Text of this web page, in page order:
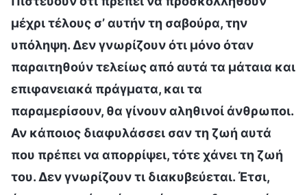
μέχρι τέλους σ’ αυτήν τη σαβούρα, την
υπόληψη. Δεν γνωρίζουν ότι μόνο όταν
παραιτηθούν τελείως από αυτά τα μάταια και
επιφανειακά πράγματα, και τα
παραμερίσουν, θα γίνουν αληθινοί άνθρωποι.
Αν κάποιος διαφυλάσσει σαν τη ζωή αυτά
που πρέπει να απορρίψει, τότε χάνει τη ζωή
του. Δεν γνωρίζουν τι διακυβεύεται. Έτσι,